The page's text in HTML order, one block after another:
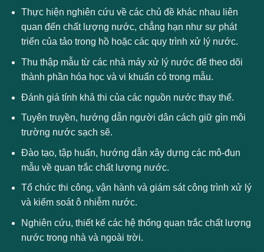
Thực hiện nghiên cứu về các chủ đề khác nhau liên
quan đến chất lượng nước, chẳng hạn như sự phát
triển của tảo trong hồ hoặc các quy trình xử lý nước.
Thu thập mẫu từ các nhà máy xử lý nước để theo dõi
thành phần hóa học và vi khuẩn có trong mẫu.
Đánh giá tính khả thi của các nguồn nước thay thế.
Tuyên truyền, hướng dẫn người dân cách giữ gìn môi
trường nước sạch sẽ.
Đào tạo, tập huấn, hướng dẫn xây dựng các mô-đun
mẫu về quan trắc chất lượng nước.
Tổ chức thi công, vận hành và giám sát công trình xử lý
và kiểm soát ô nhiễm nước.
Nghiên cứu, thiết kế các hệ thống quan trắc chất lượng
nước trong nhà và ngoài trời.